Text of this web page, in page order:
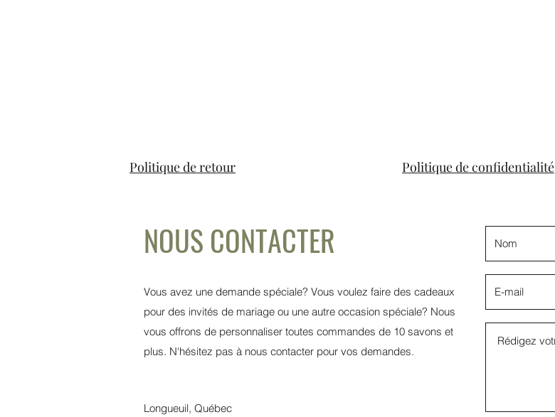
Politique de retour Politique de confidentialité
NOUS CONTACTER
Vous avez une demande spéciale? Vous voulez faire des cadeaux
pour des invités de mariage ou une autre occasion spéciale? Nous
vous offrons de personnaliser toutes commandes de 10 savons et
plus. N'hésitez pas à nous contacter pour vos demandes.
Longueuil, Québec